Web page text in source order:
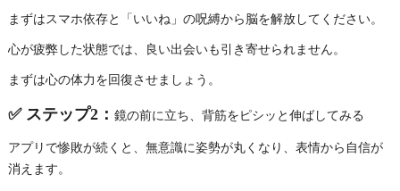
まずはスマホ依存と「いいね」の呪縛から脳を解放してください。
心が疲弊した状態では、良い出会いも引き寄せられません。
まずは心の体力を回復させましょう。
✅ ステップ2： 鏡の前に立ち、背筋をピシッと伸ばしてみる
アプリで惨敗が続くと、無意識に姿勢が丸くなり、表情から自信が
消えます。